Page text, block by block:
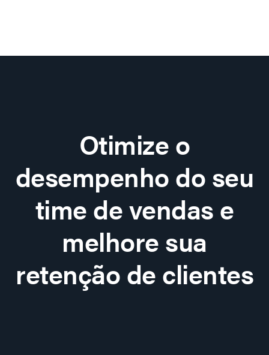
Otimize o
desempenho do seu
time de vendas e
melhore sua
retenção de clientes